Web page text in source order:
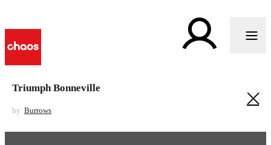
Triumph Bonneville
by Burrows